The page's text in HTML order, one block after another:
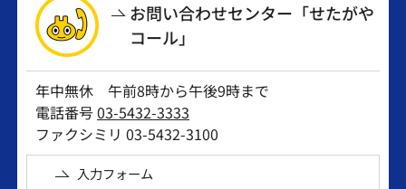
お問い合わせセンター「せたがや
コール」
年中無休 午前8時から午後9時まで
電話番号03-5432-3333
ファクシミリ 03-5432-3100
入力フォーム